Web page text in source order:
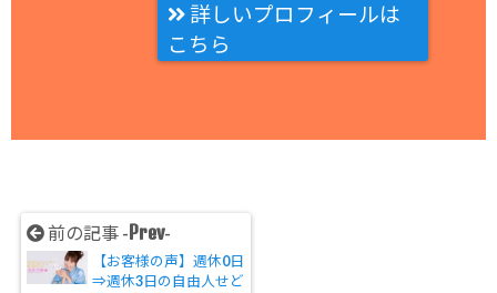
詳しいプロフィールは
こちら
前の記事 -Prev-
【お客様の声】週休0日
⇒週休3日の自由人せど